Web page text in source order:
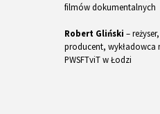
filmów dokumentalnych
Robert Gliński –
producent, wykładowca
PWSFTviT w Łodzi